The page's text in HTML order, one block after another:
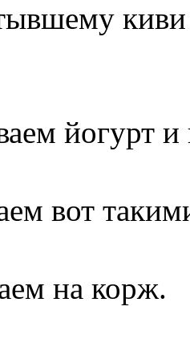
йогурт
вот
на корж.